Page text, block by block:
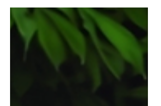
せていただきます。 休業日程：2026年8月8日(土)
～2026年8月16日(日) 2026年8月17日(月)からは通
常営業致します。 お問い合わせにつきましては、8
月17日(月)より順次対応させていただきます。 期
間中はご不便をおかけいたしますが、何卒よろし
くお願いいたします。